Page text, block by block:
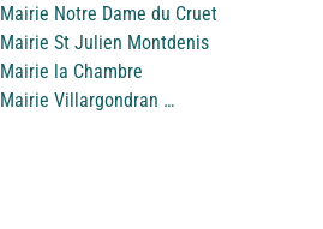
Mairie Notre Dame du Cruet
Mairie St Julien Montdenis
Mairie la Chambre
Mairie Villargondran …